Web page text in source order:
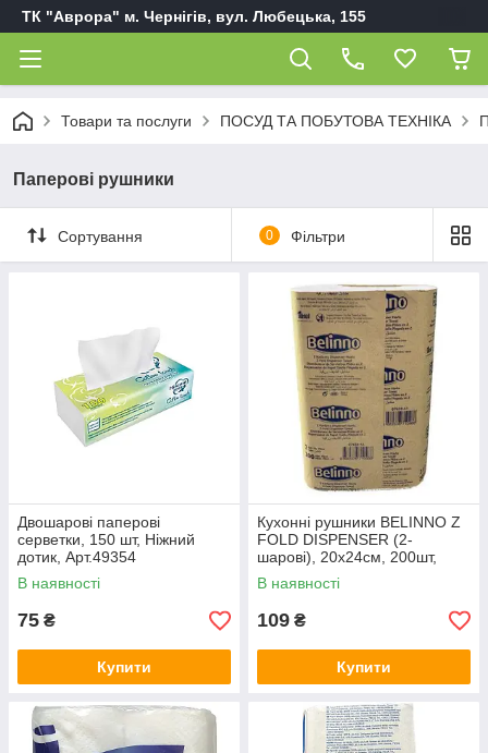
ТК "Аврора" м. Чернігів, вул. Любецька, 155
Товари та послуги ПОСУД ТА ПОБУТОВА ТЕХНІКА
Паперові рушники
Сортування 0 Фільтри
Двошарові паперові
серветки, 150 шт, Ніжний
дотик, Арт.49354
В наявності
75 ₴
Купити
Кухонні рушники BELINNO Z
FOLD DISPENSER (2-
шарові), 20x24см, 200шт,
Belinno, Арт.50802
В наявності
109 ₴
Купити